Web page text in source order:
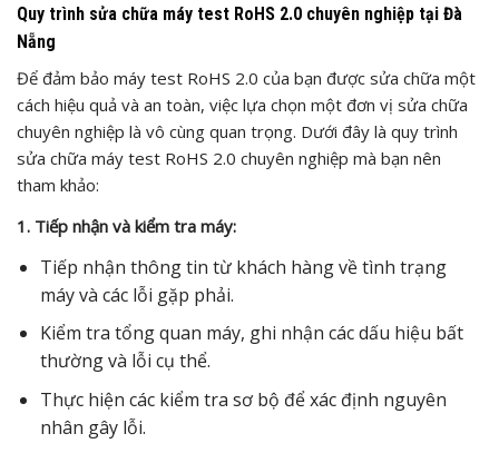
Quy trình sửa chữa máy test RoHS 2.0 chuyên nghiệp tại Đà
Nẵng
Để đảm bảo máy test RoHS 2.0 của bạn được sửa chữa một
cách hiệu quả và an toàn, việc lựa chọn một đơn vị sửa chữa
chuyên nghiệp là vô cùng quan trọng. Dưới đây là quy trình
sửa chữa máy test RoHS 2.0 chuyên nghiệp mà bạn nên
tham khảo:
1. Tiếp nhận và kiểm tra máy:
Tiếp nhận thông tin từ khách hàng về tình trạng
máy và các lỗi gặp phải.
Kiểm tra tổng quan máy, ghi nhận các dấu hiệu bất
thường và lỗi cụ thể.
Thực hiện các kiểm tra sơ bộ để xác định nguyên
nhân gây lỗi.